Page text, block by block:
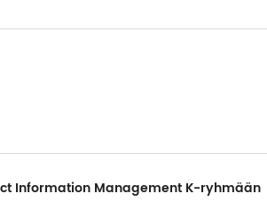
Information Management K-ryhmään